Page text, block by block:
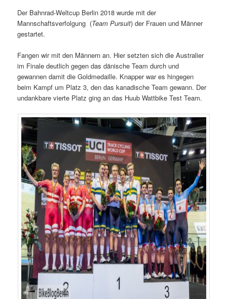
Der Bahnrad-Weltcup Berlin 2018 wurde mit der
Mannschaftsverfolgung (Team Pursuit) der Frauen und Männer
gestartet.
Fangen wir mit den Männern an. Hier setzten sich die Australier
im Finale deutlich gegen das dänische Team durch und
gewannen damit die Goldmedaille. Knapper war es hingegen
beim Kampf um Platz 3, den das kanadische Team gewann. Der
undankbare vierte Platz ging an das Huub Wattbike Test Team.